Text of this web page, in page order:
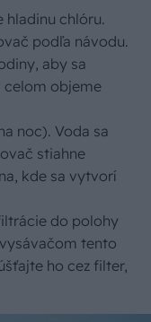
hladinu chlóru.
podľa návodu.
aby sa
celom objeme
noc). Voda sa
stiahne
kde sa vytvorí
do polohy
tento
ho cez filter,